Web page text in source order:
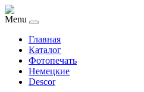
Menu
Главная
Каталог
Фотопечать
Немецкие
Descor